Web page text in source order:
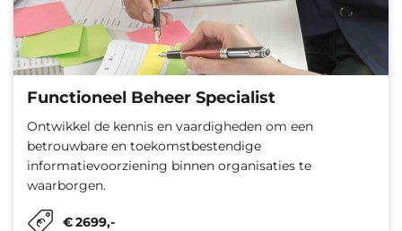
Functioneel Beheer Specialist
Ontwikkel de kennis en vaardigheden om een
betrouwbare en toekomstbestendige
informatievoorziening binnen organisaties te
waarborgen.
€2699,-